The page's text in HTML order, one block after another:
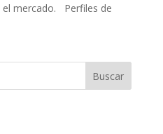
el mercado. Perfiles de
Buscar